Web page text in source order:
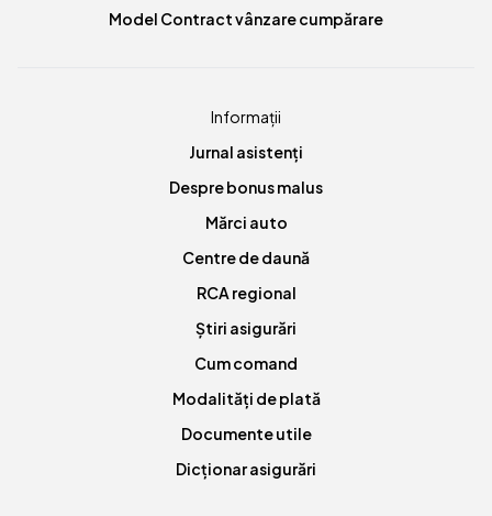
Model Contract vânzare cumpărare
Informații
Jurnal asistenți
Despre bonus malus
Mărci auto
Centre de daună
RCA regional
Știri asigurări
Cum comand
Modalități de plată
Documente utile
Dicționar asigurări